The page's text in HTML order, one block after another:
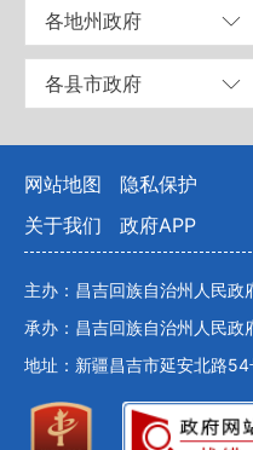
各地州政府
各县市政府
网站地图 隐私保护
关于我们
政府APP
主办：昌吉回族自治州人民政
承办：昌吉回族自治州人民政
地址：新疆昌吉市延安北路54